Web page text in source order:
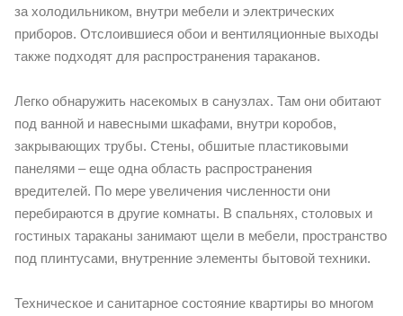
за холодильником, внутри мебели и электрических
приборов. Отслоившиеся обои и вентиляционные выходы
также подходят для распространения тараканов.
Легко обнаружить насекомых в санузлах. Там они обитают
под ванной и навесными шкафами, внутри коробов,
закрывающих трубы. Стены, обшитые пластиковыми
панелями – еще одна область распространения
вредителей. По мере увеличения численности они
перебираются в другие комнаты. В спальнях, столовых и
гостиных тараканы занимают щели в мебели, пространство
под плинтусами, внутренние элементы бытовой техники.
Техническое и санитарное состояние квартиры во многом